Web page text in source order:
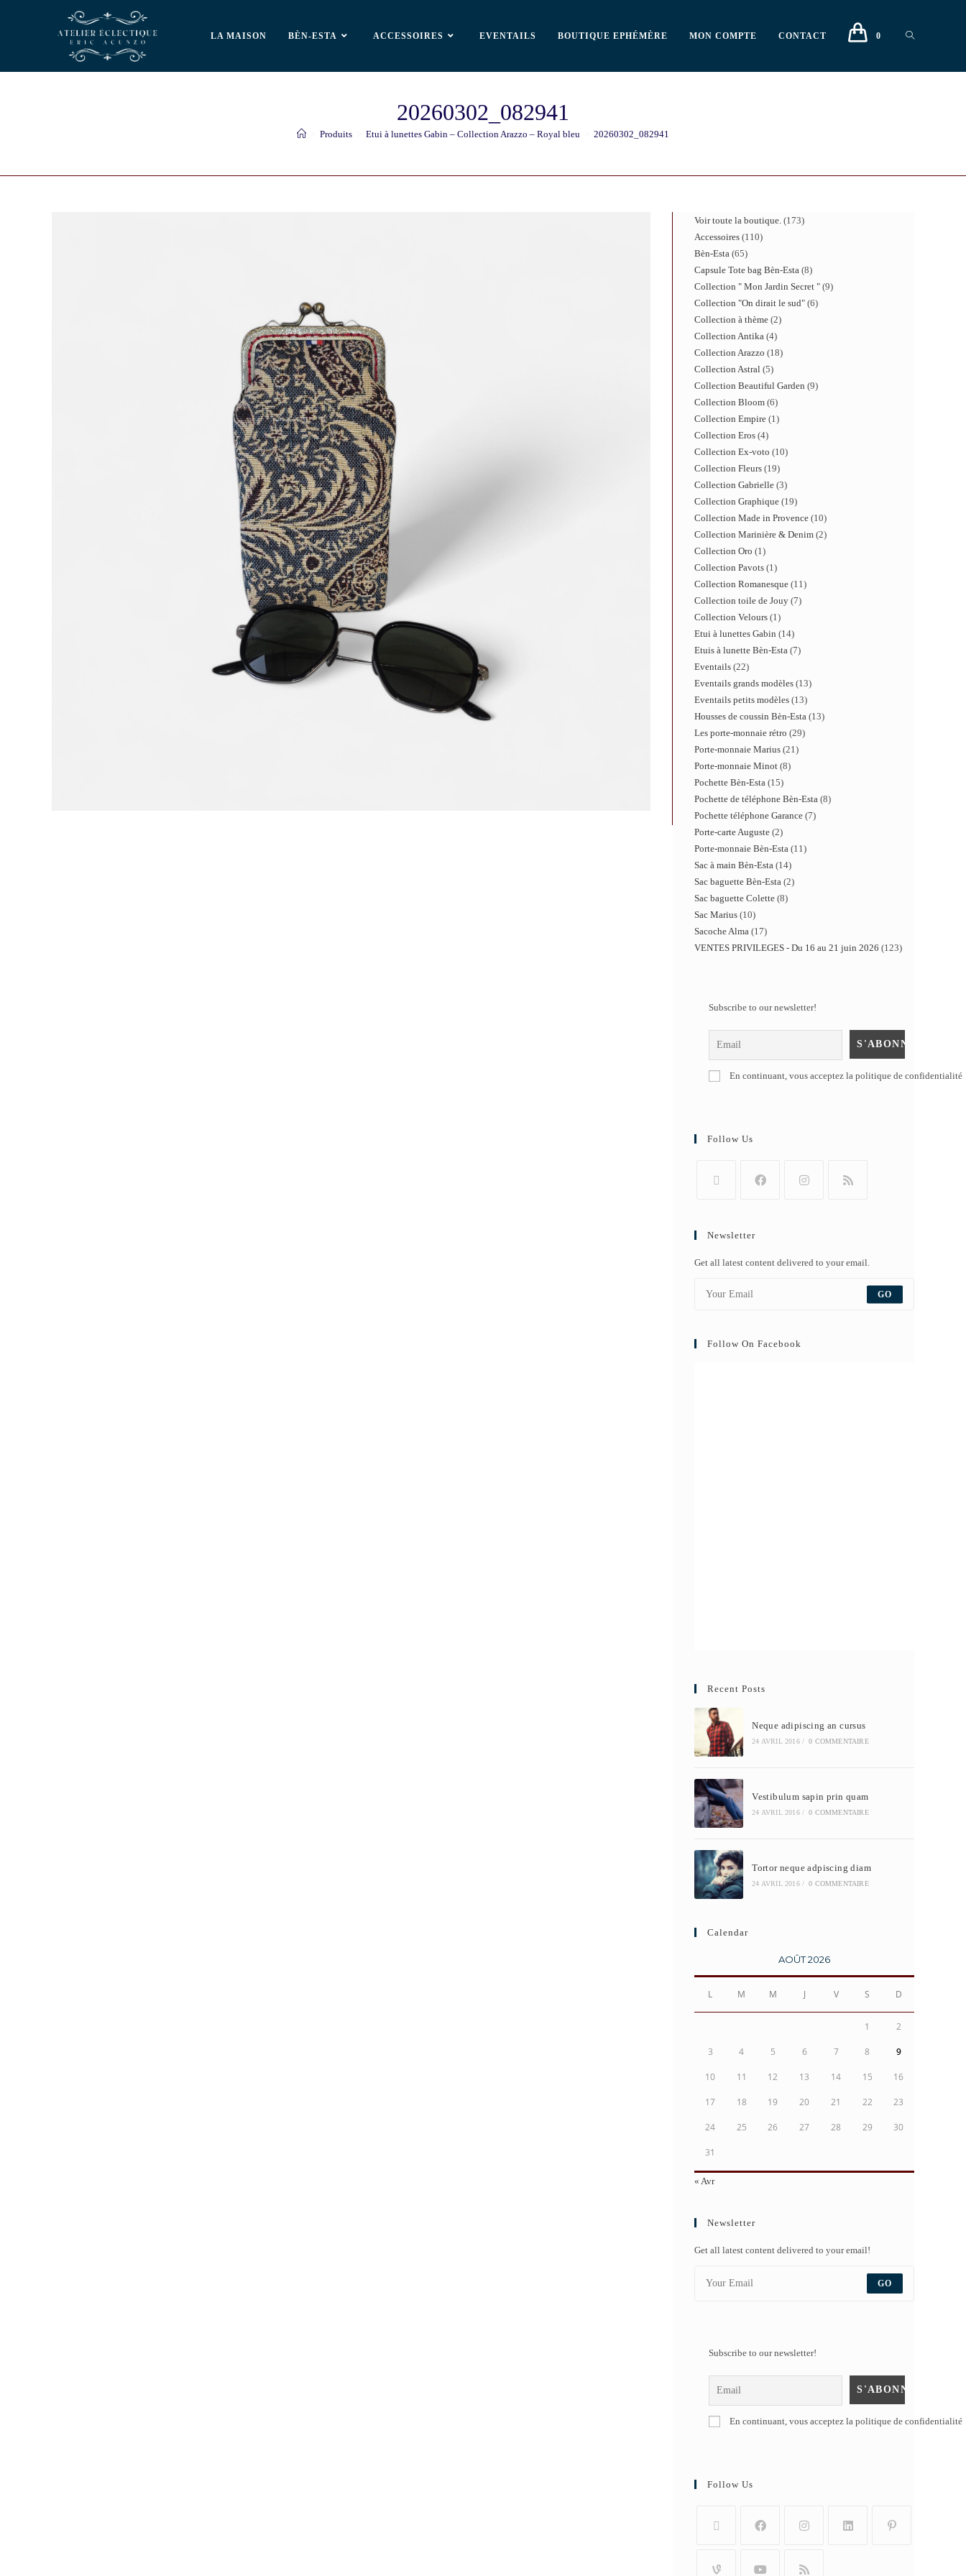
LA MAISON BÈN-ESTA ACCESSOIRES EVENTAILS BOUTIQUE EPHÉMÈRE MON COMPTE CONTACT 0
20260302_082941
Produits Etui à lunettes Gabin – Collection Arazzo – Royal bleu 20260302_082941
Voir toute la boutique. 173
Accessoires 110
Bèn-Esta 65
Capsule Tote bag Bèn-Esta 8
Collection " Mon Jardin Secret " 9
Collection "On dirait le sud" 6
Collection à thème 2
Collection Antika 4
Collection Arazzo 18
Collection Astral 5
Collection Beautiful Garden 9
Collection Bloom 6
Collection Empire 1
Collection Eros 4
Collection Ex-voto 10
Collection Fleurs 19
Collection Gabrielle 3
Collection Graphique 19
Collection Made in Provence 10
Collection Marinière & Denim 2
Collection Oro 1
Collection Pavots 1
Collection Romanesque 11
Collection toile de Jouy 7
Collection Velours 1
Etui à lunettes Gabin 14
Etuis à lunette Bèn-Esta 7
Eventails 22
Eventails grands modèles 13
Eventails petits modèles 13
Housses de coussin Bèn-Esta 13
Les porte-monnaie rétro 29
Porte-monnaie Marius 21
Porte-monnaie Minot 8
Pochette Bèn-Esta 15
Pochette de téléphone Bèn-Esta 8
Pochette téléphone Garance 7
Porte-carte Auguste 2
Porte-monnaie Bèn-Esta 11
Sac à main Bèn-Esta 14
Sac baguette Bèn-Esta 2
Sac baguette Colette 8
Sac Marius 10
Sacoche Alma 17
VENTES PRIVILEGES - Du 16 au 21 juin 2026 123
Subscribe to our newsletter!
En continuant, vous acceptez la politique de confidentialité
Follow Us
Newsletter
Get all latest content delivered to your email.
GO
Follow On Facebook
Recent Posts
Neque adipiscing an cursus
24 AVRIL 2016 / 0 COMMENTAIRE
Vestibulum sapin prin quam
24 AVRIL 2016 / 0 COMMENTAIRE
Tortor neque adpiscing diam
24 AVRIL 2016 / 0 COMMENTAIRE
Calendar
AOÛT 2026
L M M J V S D
1 2
3 4 5 6 7 8 9
10 11 12 13 14 15 16
17 18 19 20 21 22 23
24 25 26 27 28 29 30
31
« Avr
Newsletter
Get all latest content delivered to your email!
GO
Subscribe to our newsletter!
En continuant, vous acceptez la politique de confidentialité
Follow Us